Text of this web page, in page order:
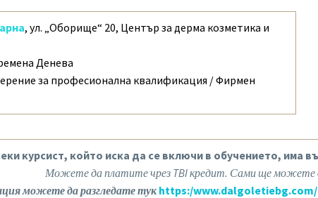
, ул. „Оборище“ 20, Център за дерма козметика и
Денева
за професионална квалификация / Фирмен
курсист, който иска да се включи в обучението, има
Можете да платите чрез TBI кредит. Сами ще можете
можете да разгледате тукhttps:/